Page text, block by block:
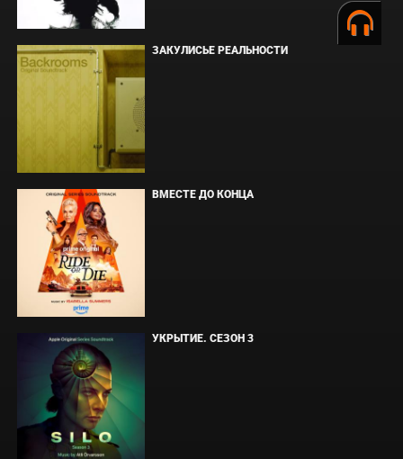
ЗАКУЛИСЬЕ РЕАЛЬНОСТИ
ВМЕСТЕ ДО КОНЦА
УКРЫТИЕ. СЕЗОН 3